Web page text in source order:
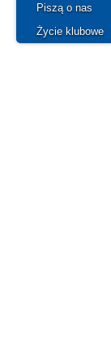
Piszą o nas
Życie klubowe